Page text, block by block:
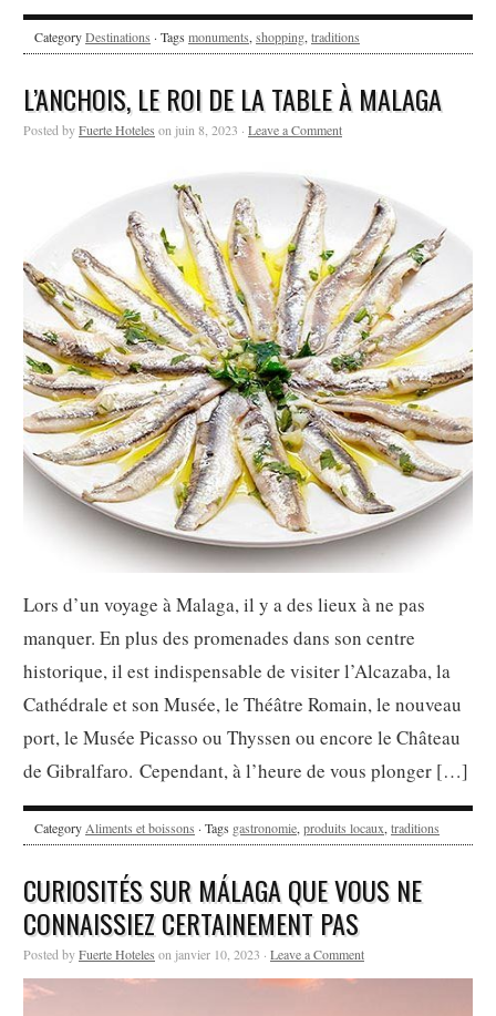
CategoryDestinations · Tags monuments, shopping, traditions
L’ANCHOIS, LE ROI DE LA TABLE À MALAGA
Posted byFuerte Hoteles on juin 8, 2023 · Leave a Comment
Lors d’un voyage à Malaga, il y a des lieux à ne pas
manquer. En plus des promenades dans son centre
historique, il est indispensable de visiter l’Alcazaba, la
Cathédrale et son Musée, le Théâtre Romain, le nouveau
port, le Musée Picasso ou Thyssen ou encore le Château
de Gibralfaro. Cependant, à l’heure de vous plonger […]
CategoryAliments et boissons · Tags gastronomie,produits locaux,traditions
CURIOSITÉS SUR MÁLAGA QUE VOUS NE
CONNAISSIEZ CERTAINEMENT PAS
Posted byFuerte Hoteles on janvier 10, 2023 · Leave a Comment